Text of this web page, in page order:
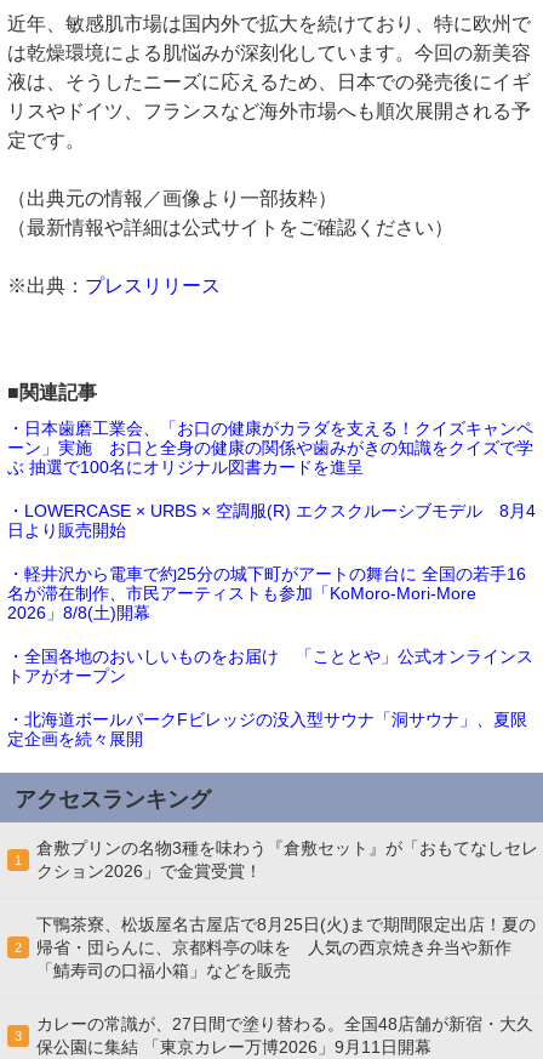
近年、敏感肌市場は国内外で拡大を続けており、特に欧州で
は乾燥環境による肌悩みが深刻化しています。今回の新美容
液は、そうしたニーズに応えるため、日本での発売後にイギ
リスやドイツ、フランスなど海外市場へも順次展開される予
定です。
（出典元の情報／画像より一部抜粋）
（最新情報や詳細は公式サイトをご確認ください）
※出典： プレスリリース
■関連記事
・日本歯磨工業会、「お口の健康がカラダを支える！クイズキャンペ
ーン」実施 お口と全身の健康の関係や歯みがきの知識をクイズで学
ぶ 抽選で100名にオリジナル図書カードを進呈
・LOWERCASE × URBS × 空調服(R) エクスクルーシブモデル 8月4
日より販売開始
・軽井沢から電車で約25分の城下町がアートの舞台に 全国の若手16
名が滞在制作、市民アーティストも参加「KoMoro-Mori-More
2026」8/8(土)開幕
・全国各地のおいしいものをお届け 「こととや」公式オンラインス
トアがオープン
・北海道ボールパークFビレッジの没入型サウナ「洞サウナ」、夏限
定企画を続々展開
アクセスランキング
1
倉敷プリンの名物3種を味わう『倉敷セット』が「おもてなしセレ
クション2026」で金賞受賞！
2
下鴨茶寮、松坂屋名古屋店で8月25日(火)まで期間限定出店！夏の
帰省・団らんに、京都料亭の味を 人気の西京焼き弁当や新作
「鯖寿司の口福小箱」などを販売
3
カレーの常識が、27日間で塗り替わる。全国48店舗が新宿・大久
保公園に集結 「東京カレー万博2026」9月11日開幕